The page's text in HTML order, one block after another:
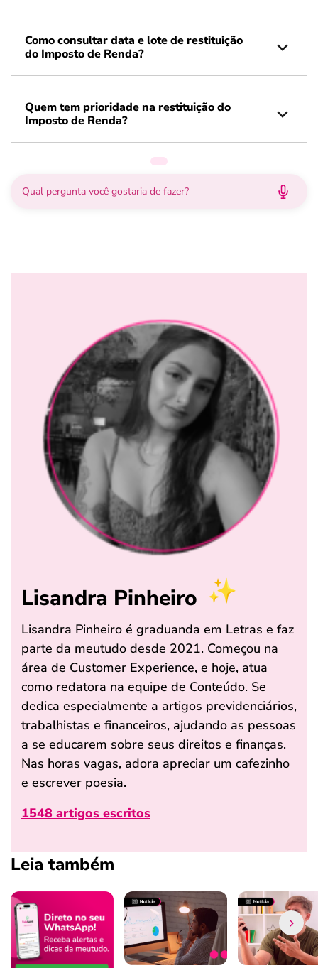
Como consultar data e lote de restituição
do Imposto de Renda?
Quem tem prioridade na restituição do
Imposto de Renda?
Lisandra Pinheiro
Lisandra Pinheiro é graduanda em Letras e faz
parte da meutudo desde 2021. Começou na
área de Customer Experience, e hoje, atua
como redatora na equipe de Conteúdo. Se
dedica especialmente a artigos previdenciários,
trabalhistas e financeiros, ajudando as pessoas
a se educarem sobre seus direitos e finanças.
Nas horas vagas, adora apreciar um cafezinho
e escrever poesia.
1548 artigos escritos
Leia também